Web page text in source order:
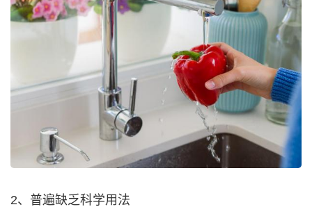
2、普遍缺乏科学用法